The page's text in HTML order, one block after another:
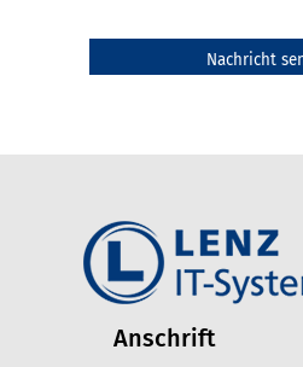
Anschrift